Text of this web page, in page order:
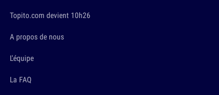
Topito.com devient 10h26
A propos de nous
L'équipe
La FAQ